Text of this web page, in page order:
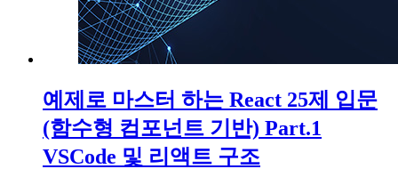
예제로 마스터 하는 React 25제 입문
(함수형 컴포넌트 기반) Part.1
VSCode 및 리액트 구조